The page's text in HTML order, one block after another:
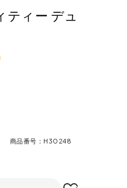
ィー デュ
商品番号 H30248